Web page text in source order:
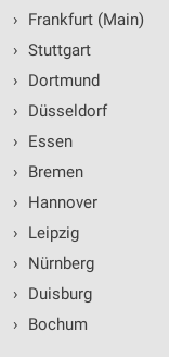
›
Frankfurt (Main)
› Stuttgart
›
Dortmund
›
Düsseldorf
›
Essen
›
Bremen
›
Hannover
›
Leipzig
›
Nürnberg
›
Duisburg
›
Bochum